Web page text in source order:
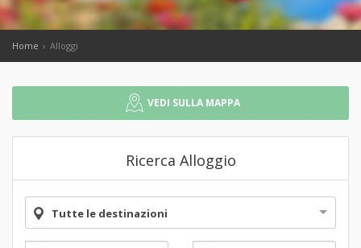
Home Alloggi
VEDI SULLA MAPPA
Ricerca Alloggio
Tutte le destinazioni